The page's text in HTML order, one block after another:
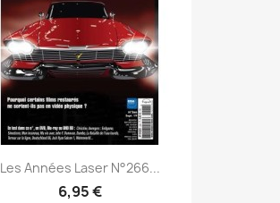
Les Années Laser N°266...
6,95 €